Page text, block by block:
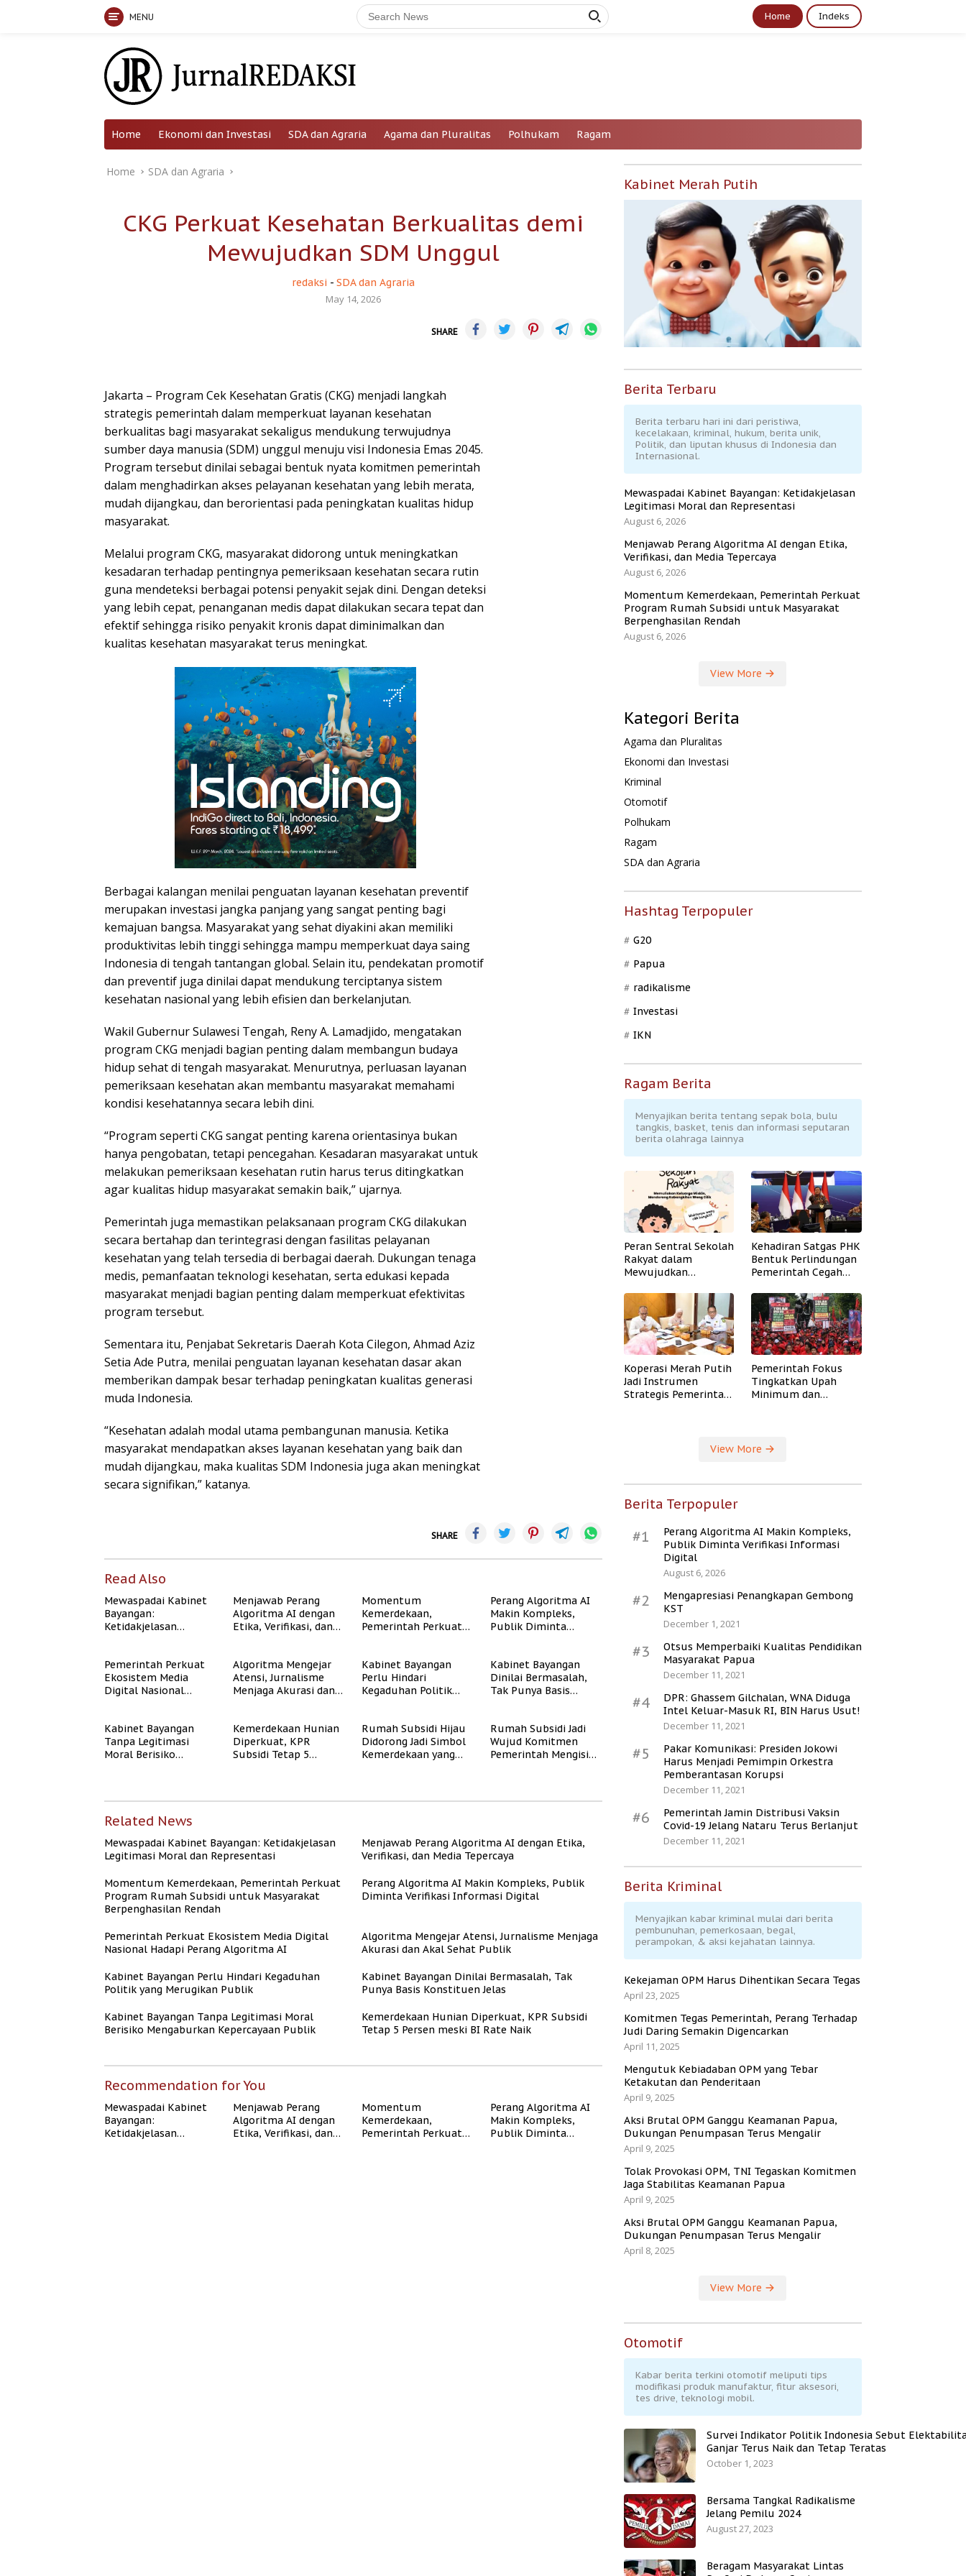
MENU Home Indeks
Home Ekonomi dan Investasi SDA dan Agraria Agama dan Pluralitas Polhukam Ragam
Home SDA dan Agraria
CKG Perkuat Kesehatan Berkualitas demi
Mewujudkan SDM Unggul
redaksi - SDA dan Agraria
May 14, 2026
SHARE
Jakarta – Program Cek Kesehatan Gratis (CKG) menjadi langkah
strategis pemerintah dalam memperkuat layanan kesehatan
berkualitas bagi masyarakat sekaligus mendukung terwujudnya
sumber daya manusia (SDM) unggul menuju visi Indonesia Emas 2045.
Program tersebut dinilai sebagai bentuk nyata komitmen pemerintah
dalam menghadirkan akses pelayanan kesehatan yang lebih merata,
mudah dijangkau, dan berorientasi pada peningkatan kualitas hidup
masyarakat.
Melalui program CKG, masyarakat didorong untuk meningkatkan
kesadaran terhadap pentingnya pemeriksaan kesehatan secara rutin
guna mendeteksi berbagai potensi penyakit sejak dini. Dengan deteksi
yang lebih cepat, penanganan medis dapat dilakukan secara tepat dan
efektif sehingga risiko penyakit kronis dapat diminimalkan dan
kualitas kesehatan masyarakat terus meningkat.
Berbagai kalangan menilai penguatan layanan kesehatan preventif
merupakan investasi jangka panjang yang sangat penting bagi
kemajuan bangsa. Masyarakat yang sehat diyakini akan memiliki
produktivitas lebih tinggi sehingga mampu memperkuat daya saing
Indonesia di tengah tantangan global. Selain itu, pendekatan promotif
dan preventif juga dinilai dapat mendukung terciptanya sistem
kesehatan nasional yang lebih efisien dan berkelanjutan.
Wakil Gubernur Sulawesi Tengah, Reny A. Lamadjido, mengatakan
program CKG menjadi bagian penting dalam membangun budaya
hidup sehat di tengah masyarakat. Menurutnya, perluasan layanan
pemeriksaan kesehatan akan membantu masyarakat memahami
kondisi kesehatannya secara lebih dini.
“Program seperti CKG sangat penting karena orientasinya bukan
hanya pengobatan, tetapi pencegahan. Kesadaran masyarakat untuk
melakukan pemeriksaan kesehatan rutin harus terus ditingkatkan
agar kualitas hidup masyarakat semakin baik,” ujarnya.
Pemerintah juga memastikan pelaksanaan program CKG dilakukan
secara bertahap dan terintegrasi dengan fasilitas pelayanan
kesehatan yang telah tersedia di berbagai daerah. Dukungan tenaga
medis, pemanfaatan teknologi kesehatan, serta edukasi kepada
masyarakat menjadi bagian penting dalam memperkuat efektivitas
program tersebut.
Sementara itu, Penjabat Sekretaris Daerah Kota Cilegon, Ahmad Aziz
Setia Ade Putra, menilai penguatan layanan kesehatan dasar akan
memberikan dampak besar terhadap peningkatan kualitas generasi
muda Indonesia.
“Kesehatan adalah modal utama pembangunan manusia. Ketika
masyarakat mendapatkan akses layanan kesehatan yang baik dan
mudah dijangkau, maka kualitas SDM Indonesia juga akan meningkat
secara signifikan,” katanya.
SHARE
Read Also
Mewaspadai Kabinet
Bayangan:
Ketidakjelasan
Menjawab Perang
Algoritma AI dengan
Etika, Verifikasi, dan
Momentum
Kemerdekaan,
Pemerintah Perkuat
Masyarakat
Berpenghasilan
Rendah
Perang Algoritma AI
Makin Kompleks,
Publik Diminta
Pemerintah Perkuat
Ekosistem Media
Digital Nasional
Algoritma Mengejar
Atensi, Jurnalisme
Menjaga Akurasi dan
Kabinet Bayangan
Perlu Hindari
Kegaduhan Politik
Kabinet Bayangan
Dinilai Bermasalah,
Tak Punya Basis
Kabinet Bayangan
Tanpa Legitimasi
Moral Berisiko
Kemerdekaan Hunian
Diperkuat, KPR
Subsidi Tetap 5
Rumah Subsidi Hijau
Didorong Jadi Simbol
Kemerdekaan yang
Rumah Subsidi Jadi
Wujud Komitmen
Pemerintah Mengisi
Related News
Mewaspadai Kabinet Bayangan: Ketidakjelasan
Legitimasi Moral dan Representasi
Menjawab Perang Algoritma AI dengan Etika,
Verifikasi, dan Media Tepercaya
Momentum Kemerdekaan, Pemerintah Perkuat
Program Rumah Subsidi untuk Masyarakat
Berpenghasilan Rendah
Perang Algoritma AI Makin Kompleks, Publik
Diminta Verifikasi Informasi Digital
Pemerintah Perkuat Ekosistem Media Digital
Nasional Hadapi Perang Algoritma AI
Algoritma Mengejar Atensi, Jurnalisme Menjaga
Akurasi dan Akal Sehat Publik
Kabinet Bayangan Perlu Hindari Kegaduhan
Politik yang Merugikan Publik
Kabinet Bayangan Dinilai Bermasalah, Tak
Punya Basis Konstituen Jelas
Kabinet Bayangan Tanpa Legitimasi Moral
Berisiko Mengaburkan Kepercayaan Publik
Kemerdekaan Hunian Diperkuat, KPR Subsidi
Tetap 5 Persen meski BI Rate Naik
Recommendation for You
Mewaspadai Kabinet
Bayangan:
Ketidakjelasan
Menjawab Perang
Algoritma AI dengan
Etika, Verifikasi, dan
Momentum
Kemerdekaan,
Pemerintah Perkuat
Perang Algoritma AI
Makin Kompleks,
Publik Diminta
Kabinet Merah Putih
Berita Terbaru
Berita terbaru hari ini dari peristiwa,
kecelakaan, kriminal, hukum, berita unik,
Politik, dan liputan khusus di Indonesia dan
Internasional.
Mewaspadai Kabinet Bayangan: Ketidakjelasan
Legitimasi Moral dan Representasi
August 6, 2026
Menjawab Perang Algoritma AI dengan Etika,
Verifikasi, dan Media Tepercaya
August 6, 2026
Momentum Kemerdekaan, Pemerintah Perkuat
Program Rumah Subsidi untuk Masyarakat
Berpenghasilan Rendah
August 6, 2026
View More
Kategori Berita
Agama dan Pluralitas
Ekonomi dan Investasi
Kriminal
Otomotif
Polhukam
Ragam
SDA dan Agraria
Hashtag Terpopuler
G20
Papua
radikalisme
Investasi
IKN
Ragam Berita
Menyajikan berita tentang sepak bola, bulu
tangkis, basket, tenis dan informasi seputaran
berita olahraga lainnya
Peran Sentral Sekolah
Rakyat dalam
Mewujudkan
Kehadiran Satgas PHK
Bentuk Perlindungan
Pemerintah Cegah
Koperasi Merah Putih
Jadi Instrumen
Strategis Pemerintah
Pemerintah Fokus
Tingkatkan Upah
Minimum dan
View More
Berita Terpopuler
#1
Perang Algoritma AI Makin Kompleks,
Publik Diminta Verifikasi Informasi
Digital
August 6, 2026
#2
Mengapresiasi Penangkapan Gembong
KST
December 1, 2021
#3
Otsus Memperbaiki Kualitas Pendidikan
Masyarakat Papua
December 11, 2021
#4
DPR: Ghassem Gilchalan, WNA Diduga
Intel Keluar-Masuk RI, BIN Harus Usut!
December 11, 2021
#5
Pakar Komunikasi: Presiden Jokowi
Harus Menjadi Pemimpin Orkestra
Pemberantasan Korupsi
December 11, 2021
#6
Pemerintah Jamin Distribusi Vaksin
Covid-19 Jelang Nataru Terus Berlanjut
December 11, 2021
Berita Kriminal
Menyajikan kabar kriminal mulai dari berita
pembunuhan, pemerkosaan, begal,
perampokan, & aksi kejahatan lainnya.
Kekejaman OPM Harus Dihentikan Secara Tegas
April 23, 2025
Komitmen Tegas Pemerintah, Perang Terhadap
Judi Daring Semakin Digencarkan
April 11, 2025
Mengutuk Kebiadaban OPM yang Tebar
Ketakutan dan Penderitaan
April 9, 2025
Aksi Brutal OPM Ganggu Keamanan Papua,
Dukungan Penumpasan Terus Mengalir
April 9, 2025
Tolak Provokasi OPM, TNI Tegaskan Komitmen
Jaga Stabilitas Keamanan Papua
April 9, 2025
Aksi Brutal OPM Ganggu Keamanan Papua,
Dukungan Penumpasan Terus Mengalir
April 8, 2025
View More
Otomotif
Kabar berita terkini otomotif meliputi tips
modifikasi produk manufaktur, fitur aksesori,
tes drive, teknologi mobil.
Survei Indikator Politik Indonesia Sebut
Ganjar Terus Naik dan Tetap Teratas
October 1, 2023
Bersama Tangkal Radikalisme
Jelang Pemilu 2024
August 27, 2023
Beragam Masyarakat Lintas